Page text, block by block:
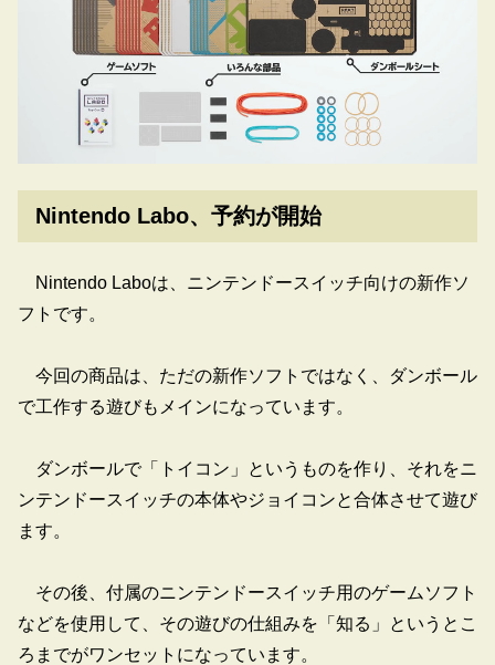
Nintendo Labo、予約が開始
Nintendo Laboは、ニンテンドースイッチ向けの新作ソ
フトです。
今回の商品は、ただの新作ソフトではなく、ダンボール
で工作する遊びもメインになっています。
ダンボールで「トイコン」というものを作り、それをニ
ンテンドースイッチの本体やジョイコンと合体させて遊び
ます。
その後、付属のニンテンドースイッチ用のゲームソフト
などを使用して、その遊びの仕組みを「知る」というとこ
ろまでがワンセットになっています。